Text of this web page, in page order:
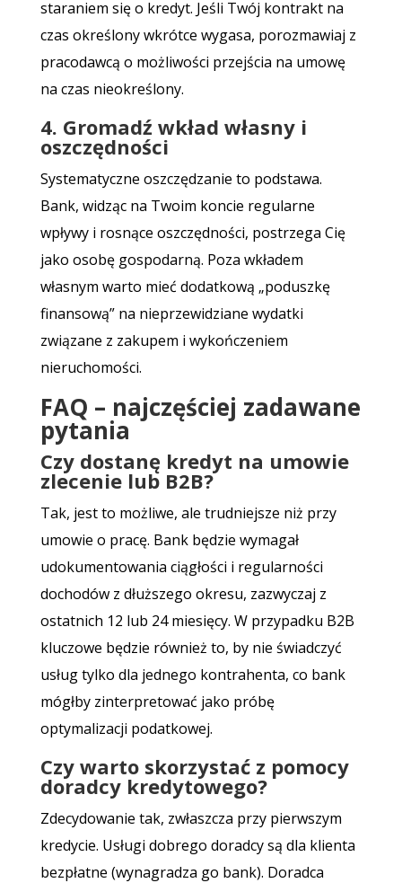
staraniem się o kredyt. Jeśli Twój kontrakt na
czas określony wkrótce wygasa, porozmawiaj z
pracodawcą o możliwości przejścia na umowę
na czas nieokreślony.
4. Gromadź wkład własny i
oszczędności
Systematyczne oszczędzanie to podstawa.
Bank, widząc na Twoim koncie regularne
wpływy i rosnące oszczędności, postrzega Cię
jako osobę gospodarną. Poza wkładem
własnym warto mieć dodatkową „poduszkę
finansową” na nieprzewidziane wydatki
związane z zakupem i wykończeniem
nieruchomości.
FAQ – najczęściej zadawane
pytania
Czy dostanę kredyt na umowie
zlecenie lub B2B?
Tak, jest to możliwe, ale trudniejsze niż przy
umowie o pracę. Bank będzie wymagał
udokumentowania ciągłości i regularności
dochodów z dłuższego okresu, zazwyczaj z
ostatnich 12 lub 24 miesięcy. W przypadku B2B
kluczowe będzie również to, by nie świadczyć
usług tylko dla jednego kontrahenta, co bank
mógłby zinterpretować jako próbę
optymalizacji podatkowej.
Czy warto skorzystać z pomocy
doradcy kredytowego?
Zdecydowanie tak, zwłaszcza przy pierwszym
kredycie. Usługi dobrego doradcy są dla klienta
bezpłatne (wynagradza go bank). Doradca